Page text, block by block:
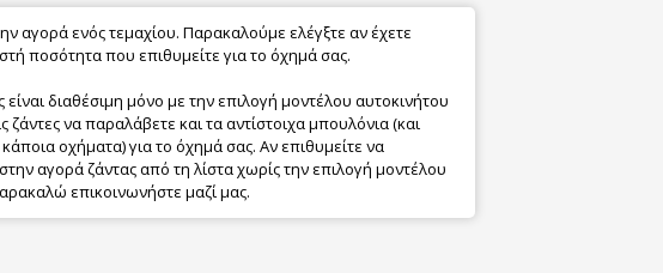
αγορά ενός τεμαχίου. Παρακαλούμε ελέγξτε αν έχετε
ποσότητα που επιθυμείτε για το όχημά σας.
διαθέσιμη μόνο με την επιλογή μοντέλου αυτοκινήτου
ζάντες να παραλάβετε και τα αντίστοιχα μπουλόνια (και
κάποια οχήματα) για το όχημά σας. Αν επιθυμείτε να
αγορά ζάντας από τη λίστα χωρίς την επιλογή μοντέλου
επικοινωνήστε μαζί μας.